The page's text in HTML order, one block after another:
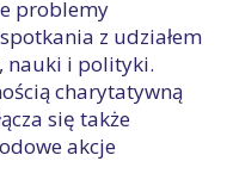
problemy
z udziałem
nauki i polityki.
charytatywną
się także
akcje